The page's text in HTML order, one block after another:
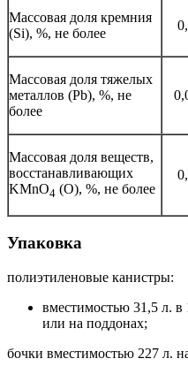
Массовая доля кремния
(Si), %, не более
Массовая доля тяжелых
металлов (Pb), %, не
более
Массовая доля веществ,
восстанавливающих
KMnO4 (O), %, не более
Упаковка
полиэтиленовые канистры:
вместимостью 31,5 л. в
или на поддонах;
бочки вместимостью 227 л.